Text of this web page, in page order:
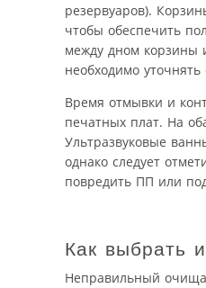
резервуаров).
чтобы обеспечить
между дном корзины
необходимо
Время отмывки и
печатных плат. На
Ультразвуковые
однако следует
повредить ПП или
Как выбрать
Неправильный